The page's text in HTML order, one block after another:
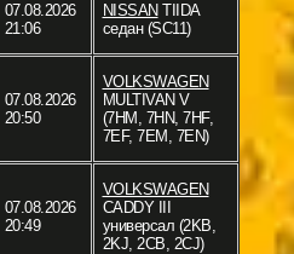
07.08.2026
21:06
NISSAN TIIDA
седан (SC11)
07.08.2026
20:50
VOLKSWAGEN
MULTIVAN V
(7HM, 7HN, 7HF,
7EF, 7EM, 7EN)
07.08.2026
20:49
VOLKSWAGEN
CADDY III
универсал (2KB,
2KJ, 2CB, 2CJ)